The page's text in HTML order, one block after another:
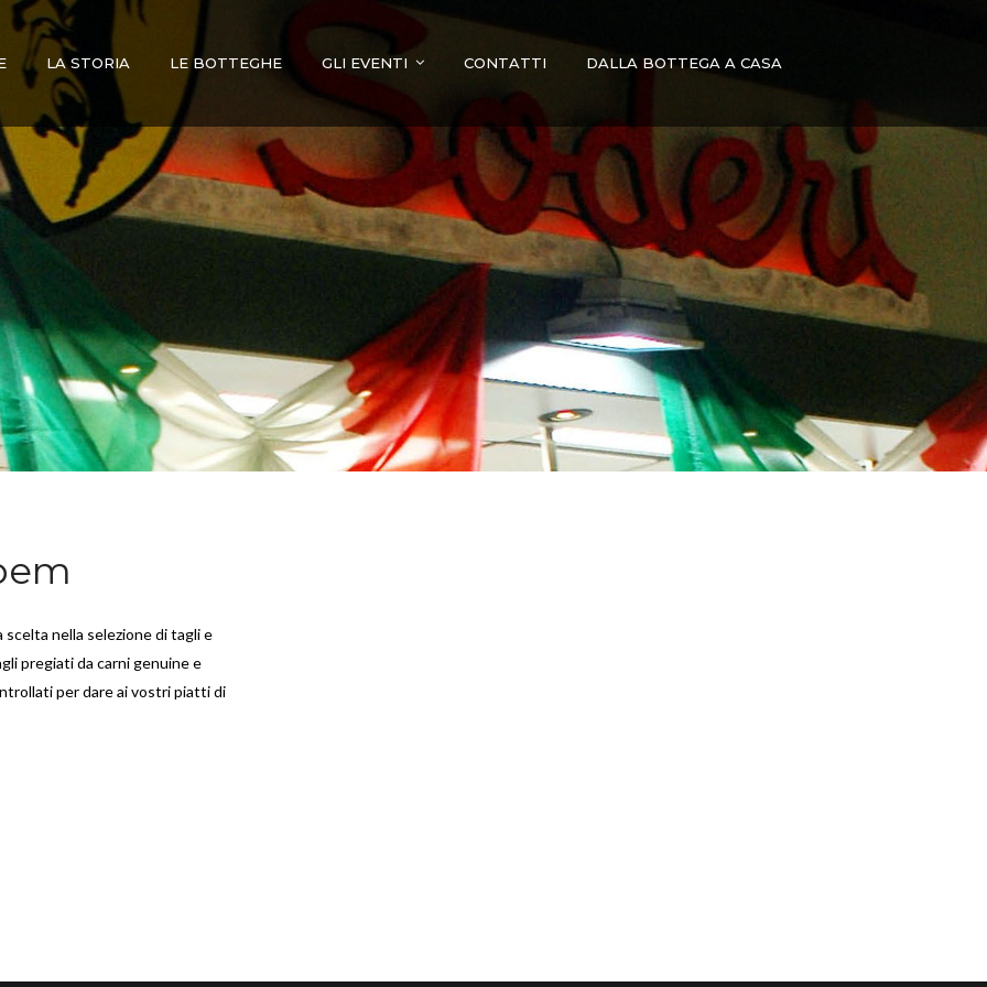
LA STORIA LE BOTTEGHE GLI EVENTI CONTATTI DALLA BOTTEGA A CASA
scelta nella selezione di tagli e
pregiati da carni genuine e
per dare ai vostri piatti di